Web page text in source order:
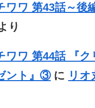
ワワ 第43話～後
り
ワワ 第44話 『ク
ント』③に リオ